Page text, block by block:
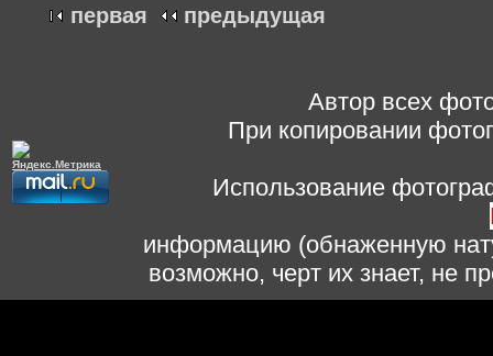
первая предыдущая
Автор всех
При копировании
Использование
информацию (обнаженную
возможно, черт их знает, не